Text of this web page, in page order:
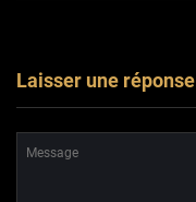
Laisser une réponse